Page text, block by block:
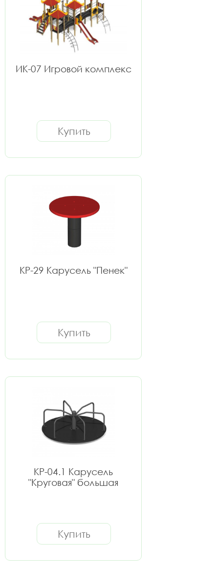
ИК-07 Игровой комплекс
Купить
КР-29 Карусель "Пенек"
Купить
КР-04.1 Карусель
"Круговая" большая
Купить